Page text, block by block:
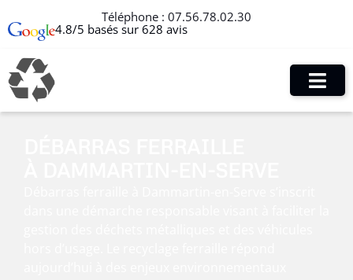
Téléphone : 07.56.78.02.30
4.8/5 basés sur 628 avis